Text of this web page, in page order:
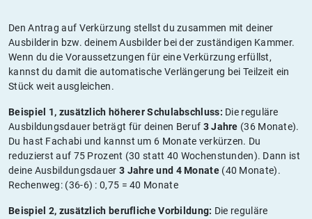
Den Antrag auf Verkürzung stellst du zusammen mit deiner
Ausbilderin bzw. deinem Ausbilder bei der zuständigen Kammer.
Wenn du die Voraussetzungen für eine Verkürzung erfüllst,
kannst du damit die automatische Verlängerung bei Teilzeit ein
Stück weit ausgleichen.
Beispiel 1, zusätzlich höherer Schulabschluss: Die reguläre
Ausbildungsdauer beträgt für deinen Beruf 3 Jahre (36 Monate).
Du hast Fachabi und kannst um 6 Monate verkürzen. Du
reduzierst auf 75 Prozent (30 statt 40 Wochenstunden). Dann ist
deine Ausbildungsdauer 3 Jahre und 4 Monate(40 Monate).
Rechenweg: (36-6) : 0,75 = 40 Monate
Beispiel 2, zusätzlich berufliche Vorbildung: Die reguläre